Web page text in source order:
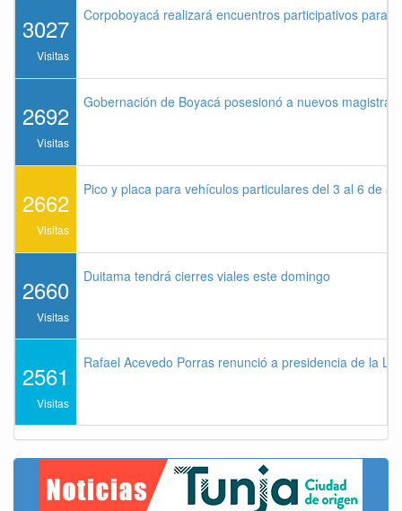
3027
Visitas
Corpoboyacá realizará encuentros participativos para
2692
Visitas
Gobernación de Boyacá posesionó a nuevos
2662
Visitas
Pico y placa para vehículos particulares del 3 al 6 de
2660
Visitas
Duitama tendrá cierres viales este domingo
2561
Visitas
Rafael Acevedo Porras renunció a presidencia de la